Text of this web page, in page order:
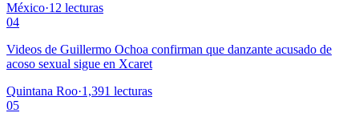
México·12 lecturas
04
Videos de Guillermo Ochoa confirman que danzante acusado de
acoso sexual sigue en Xcaret
Quintana Roo·1,391 lecturas
05